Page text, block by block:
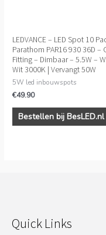
LEDVANCE – LED Spot 10
Parathom PAR16 930 36D –
Fitting – Dimbaar – 5.5W –
Wit 3000K | Vervangt 50W
5W led inbouwspots
€49.90
Bestellen bij BesLED.nl
Quick Links